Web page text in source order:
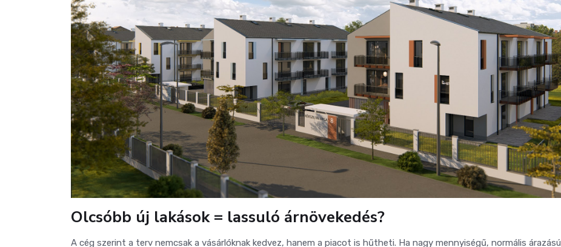
Olcsóbb új lakások = lassuló árnövekedés?
A cég szerint a terv nemcsak a vásárlóknak kedvez, hanem a piacot is hűtheti. Ha nagy mennyiségű, normális árazású